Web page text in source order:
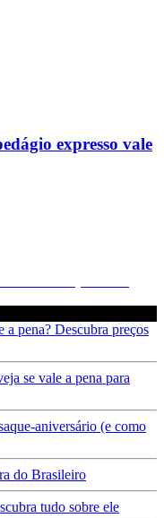
expresso vale
pena? Descubra preços
se vale a pena para
aniversário (e como
do Brasileiro
tudo sobre ele